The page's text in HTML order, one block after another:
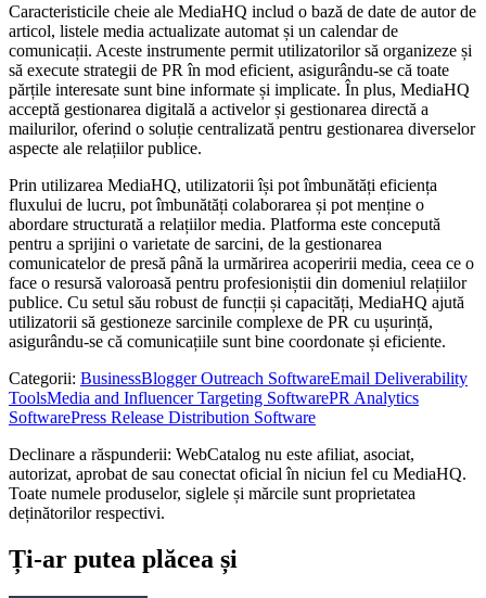
Caracteristicile cheie ale MediaHQ includ o bază de date de autor de
articol, listele media actualizate automat și un calendar de
comunicații. Aceste instrumente permit utilizatorilor să organizeze și
să execute strategii de PR în mod eficient, asigurându-se că toate
părțile interesate sunt bine informate și implicate. În plus, MediaHQ
acceptă gestionarea digitală a activelor și gestionarea directă a
mailurilor, oferind o soluție centralizată pentru gestionarea diverselor
aspecte ale relațiilor publice.
Prin utilizarea MediaHQ, utilizatorii își pot îmbunătăți eficiența
fluxului de lucru, pot îmbunătăți colaborarea și pot menține o
abordare structurată a relațiilor media. Platforma este concepută
pentru a sprijini o varietate de sarcini, de la gestionarea
comunicatelor de presă până la urmărirea acoperirii media, ceea ce o
face o resursă valoroasă pentru profesioniștii din domeniul relațiilor
publice. Cu setul său robust de funcții și capacități, MediaHQ ajută
utilizatorii să gestioneze sarcinile complexe de PR cu ușurință,
asigurându-se că comunicațiile sunt bine coordonate și eficiente.
Categorii: BusinessBlogger Outreach SoftwareEmail Deliverability
ToolsMedia and Influencer Targeting SoftwarePR Analytics
SoftwarePress Release Distribution Software
Declinare a răspunderii: WebCatalog nu este afiliat, asociat,
autorizat, aprobat de sau conectat oficial în niciun fel cu MediaHQ.
Toate numele produselor, siglele și mărcile sunt proprietatea
deținătorilor respectivi.
Ți-ar putea plăcea și